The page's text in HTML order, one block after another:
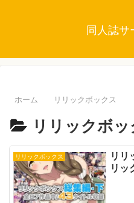
同人誌サ
ホーム リリックボックス
リリックボッ
リリックボックス
リリ
リッ